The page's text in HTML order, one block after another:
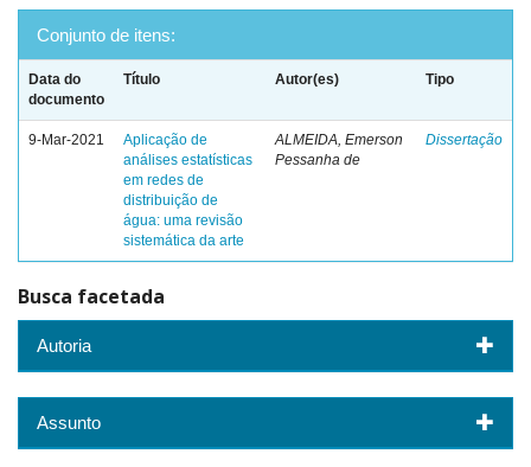
Conjunto de itens:
Data do
documento
Título Autor(es) Tipo
9-Mar-2021
Aplicação de
análises estatísticas
em redes de
distribuição de
água: uma revisão
sistemática da arte
ALMEIDA, Emerson
Pessanha de
Dissertação
Busca facetada
Autoria
Assunto